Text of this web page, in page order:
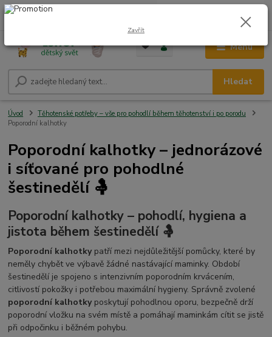
Menu
Hledat
+420 604 278 943 0,00 Kč
Úvod
Těhotenské potřeby – vše pro pohodlí během těhotenství i po porodu
Poporodní kalhotky
Poporodní kalhotky – jednorázové
i síťované pro pohodlné
šestinedělí 🤱
Poporodní kalhotky – pohodlí, hygiena a
jistota během šestinedělí 🤱
Poporodní kalhotkypatří mezi nejdůležitější pomůcky, které by
neměly chybět ve výbavě žádné nastávající maminky. Období
šestinedělí je spojeno s intenzivním poporodním krvácením,
citlivostí pokožky i potřebou maximální hygieny. Správně zvolené
poporodní kalhotkyposkytují pohodlnou oporu, bezpečně drží
poporodní vložku na svém místě a pomáhají maminkám cítit se jistě
při odpočinku i běžném pohybu.
Zavřít